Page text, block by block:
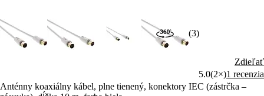
(3)
Zdieľať
5.0(2×)1 recenzia
Anténny koaxiálny kábel, plne tienený, konektory IEC (zástrčka –